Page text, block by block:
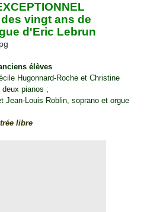
vingt ans de
d'Eric Lebrun
élèves
Hugonnard-Roche et Christine
deux pianos ;
Jean-Louis Roblin, soprano et orgue
libre